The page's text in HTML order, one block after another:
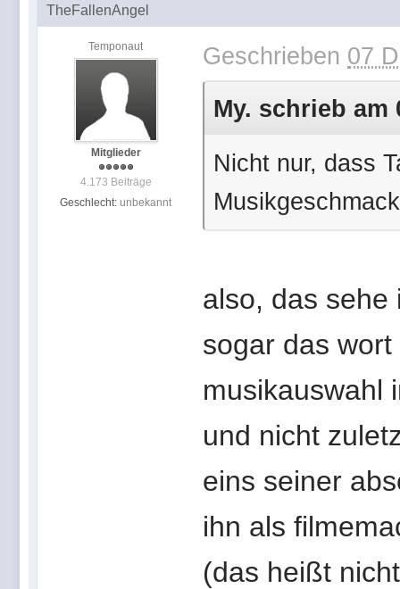
TheFallenAngel
Temponaut
Mitglieder
4.173 Beiträge
Geschlecht: unbekannt
Geschrieben 07
My. schrieb am
Nicht nur, dass
also, das sehe
sogar das
musikauswahl
und nicht
eins seiner
ihn als
(das heißt